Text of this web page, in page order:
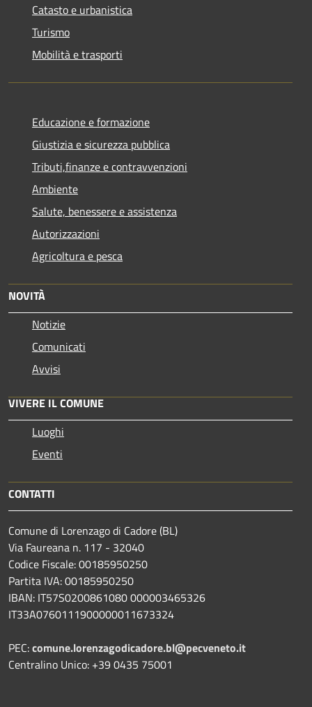
Catasto e urbanistica
Turismo
Mobilità e trasporti
Educazione e formazione
Giustizia e sicurezza pubblica
Tributi,finanze e contravvenzioni
Ambiente
Salute, benessere e assistenza
Autorizzazioni
Agricoltura e pesca
NOVITÀ
Notizie
Comunicati
Avvisi
VIVERE IL COMUNE
Luoghi
Eventi
CONTATTI
Comune di Lorenzago di Cadore (BL)
Via Faureana n. 117 - 32040
Codice Fiscale: 00185950250
Partita IVA: 00185950250
IBAN: IT57S0200861080 000003465326
IT33A0760111900000011673324
PEC:comune.lorenzagodicadore.bl@pecveneto.it
Centralino Unico: +39 0435 75001